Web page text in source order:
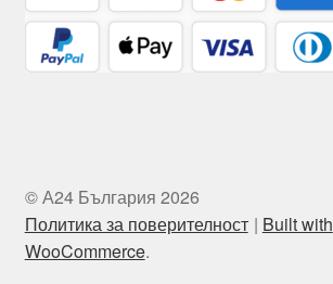
© А24 България 2026
Политика за поверителност
Built with
WooCommerce.